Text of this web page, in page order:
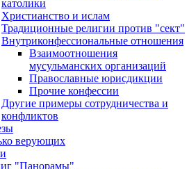
католики
Христианство и ислам
Традиционные религии против "сект"
Внутриконфессиональные отношения
Взаимоотношения
мусульманских организаций
Православные юрисдикции
Прочие конфессии
Другие примеры сотрудничества и
конфликтов
верующих
"Панорамы"